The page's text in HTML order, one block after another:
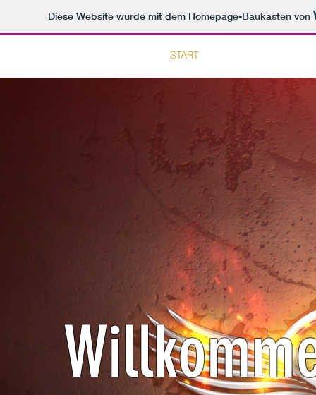
Diese Website wurde mit dem Homepage-Baukasten von
START